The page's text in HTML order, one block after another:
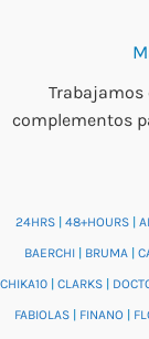
Trabajamos
complementos
24HRS | 48+HOURS |
BAERCHI| BRUMA |
CHIKA10 | CLARKS |
FABIOLAS | FINANO |